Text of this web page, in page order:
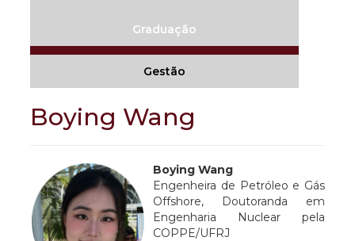
Graduação
Gestão
Boying Wang
Boying Wang
Engenheira de Petróleo e Gás
Offshore, Doutoranda em
Engenharia Nuclear pela
COPPE/UFRJ